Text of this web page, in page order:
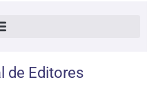
de Editores